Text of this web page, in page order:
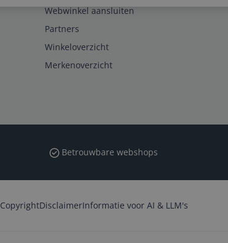
Webwinkel aansluiten
Partners
Winkeloverzicht
Merkenoverzicht
Betrouwbare webshops
CopyrightDisclaimerInformatie voor AI & LLM's